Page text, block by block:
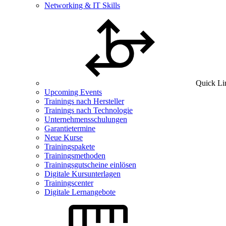
Networking & IT Skills
Quick
Upcoming Events
Trainings nach Hersteller
Trainings nach Technologie
Unternehmensschulungen
Garantietermine
Neue Kurse
Trainingspakete
Trainingsmethoden
Trainingsgutscheine einlösen
Digitale Kursunterlagen
Trainingscenter
Digitale Lernangebote